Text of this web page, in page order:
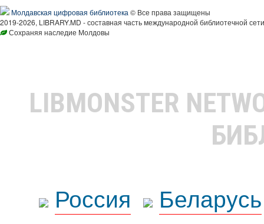
Молдавская цифровая библиотека © Все права защищены
2019-2026, LIBRARY.MD - составная часть международной библиотечной
Сохраняя наследие Молдовы
LIBMONSTER
Россия
Беларусь